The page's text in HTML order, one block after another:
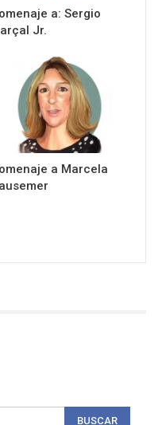
a: Sergio
Jr.
a Marcela